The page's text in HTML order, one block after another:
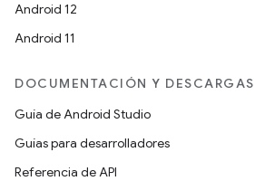
Android 12
Android 11
DOCUMENTACIÓN Y DESCARGAS
Guía de Android Studio
Guías para desarrolladores
Referencia de API